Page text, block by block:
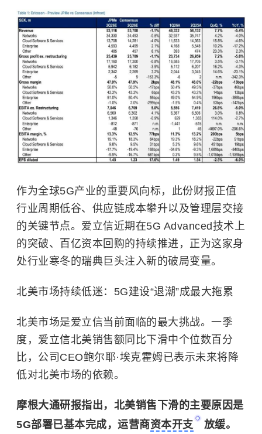
作为全球5G产业的重要风向标，此份财报正值
行业周期低谷、供应链成本攀升以及管理层交接
的关键节点。爱立信近期在5G Advanced技术上
的突破、百亿资本回购的持续推进，正为这家身
处行业寒冬的瑞典巨头注入新的破局变量。
北美市场持续低迷：5G建设“退潮”成最大拖累
北美市场是爱立信当前面临的最大挑战。一季
度，爱立信北美销售额同比下滑中个位数百分
比，公司CEO鲍尔耶·埃克霍姆已表示未来将降
低对北美市场的依赖。
摩根大通研报指出，北美销售下滑的主要原因是
5G部署已基本完成，运营商资本开支
放缓。